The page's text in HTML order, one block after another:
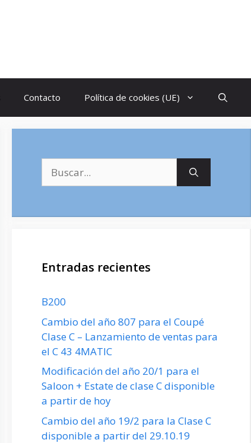
Contacto Política de cookies (UE)
Entradas recientes
B200
Cambio del año 807 para el Coupé
Clase C – Lanzamiento de ventas para
el C 43 4MATIC
Modificación del año 20/1 para el
Saloon + Estate de clase C disponible
a partir de hoy
Cambio del año 19/2 para la Clase C
disponible a partir del 29.10.19